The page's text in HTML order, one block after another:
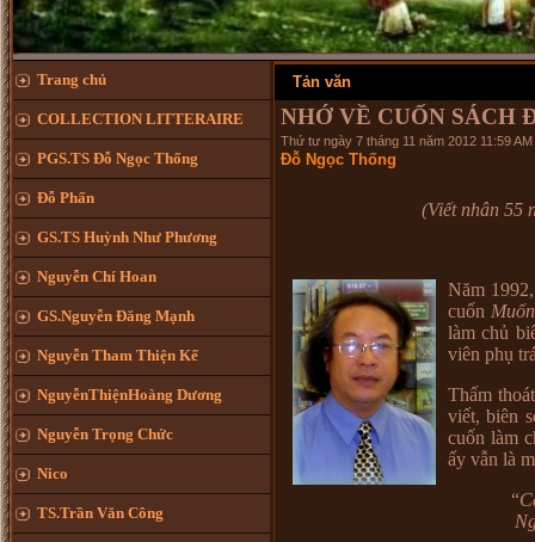
Trang chủ
COLLECTION LITTERAIRE
PGS.TS Đỗ Ngọc Thống
Đỗ Phấn
GS.TS Huỳnh Như Phương
Nguyễn Chí Hoan
GS.Nguyễn Đăng Mạnh
Nguyễn Tham Thiện Kế
NguyễnThiệnHoàng Dương
Nguyễn Trọng Chức
Nico
TS.Trần Văn Công
Tản văn
NHỚ VỀ CUỐN SÁCH
Thứ tư ngày 7 tháng 11 năm 2012 11:59 AM
Đỗ Ngọc Thống
(Viết nhân 55
Năm
cuốn
làm chủ
viên phụ
Thấm
viết, biên
cuốn làm
ấy vẫn là
“